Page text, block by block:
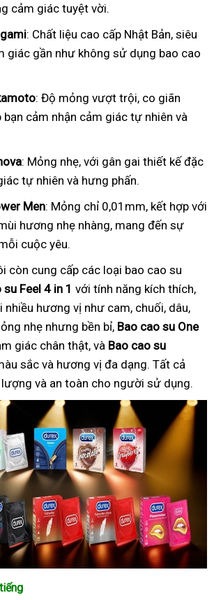
cảm giác tuyệt vời.
: Chất liệu cao cấp Nhật Bản, siêu
giác gần như không sử dụng bao cao
: Độ mỏng vượt trội, co giãn
bạn cảm nhận cảm giác tự nhiên và
: Mỏng nhẹ, với gân gai thiết kế đặc
tự nhiên và hưng phấn.
Men: Mỏng chỉ 0,01mm, kết hợp với
hương nhẹ nhàng, mang đến sự
cuộc yêu.
còn cung cấp các loại bao cao su
su Feel 4 in 1 với tính năng kích thích,
nhiều hương vị như cam, chuối, dâu,
nhẹ nhưng bền bỉ, Bao cao su One
giác chân thật, và Bao cao su
sắc và hương vị đa dạng. Tất cả
và an toàn cho người sử dụng.